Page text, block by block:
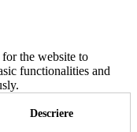
for the website to
functionalities and
Descriere